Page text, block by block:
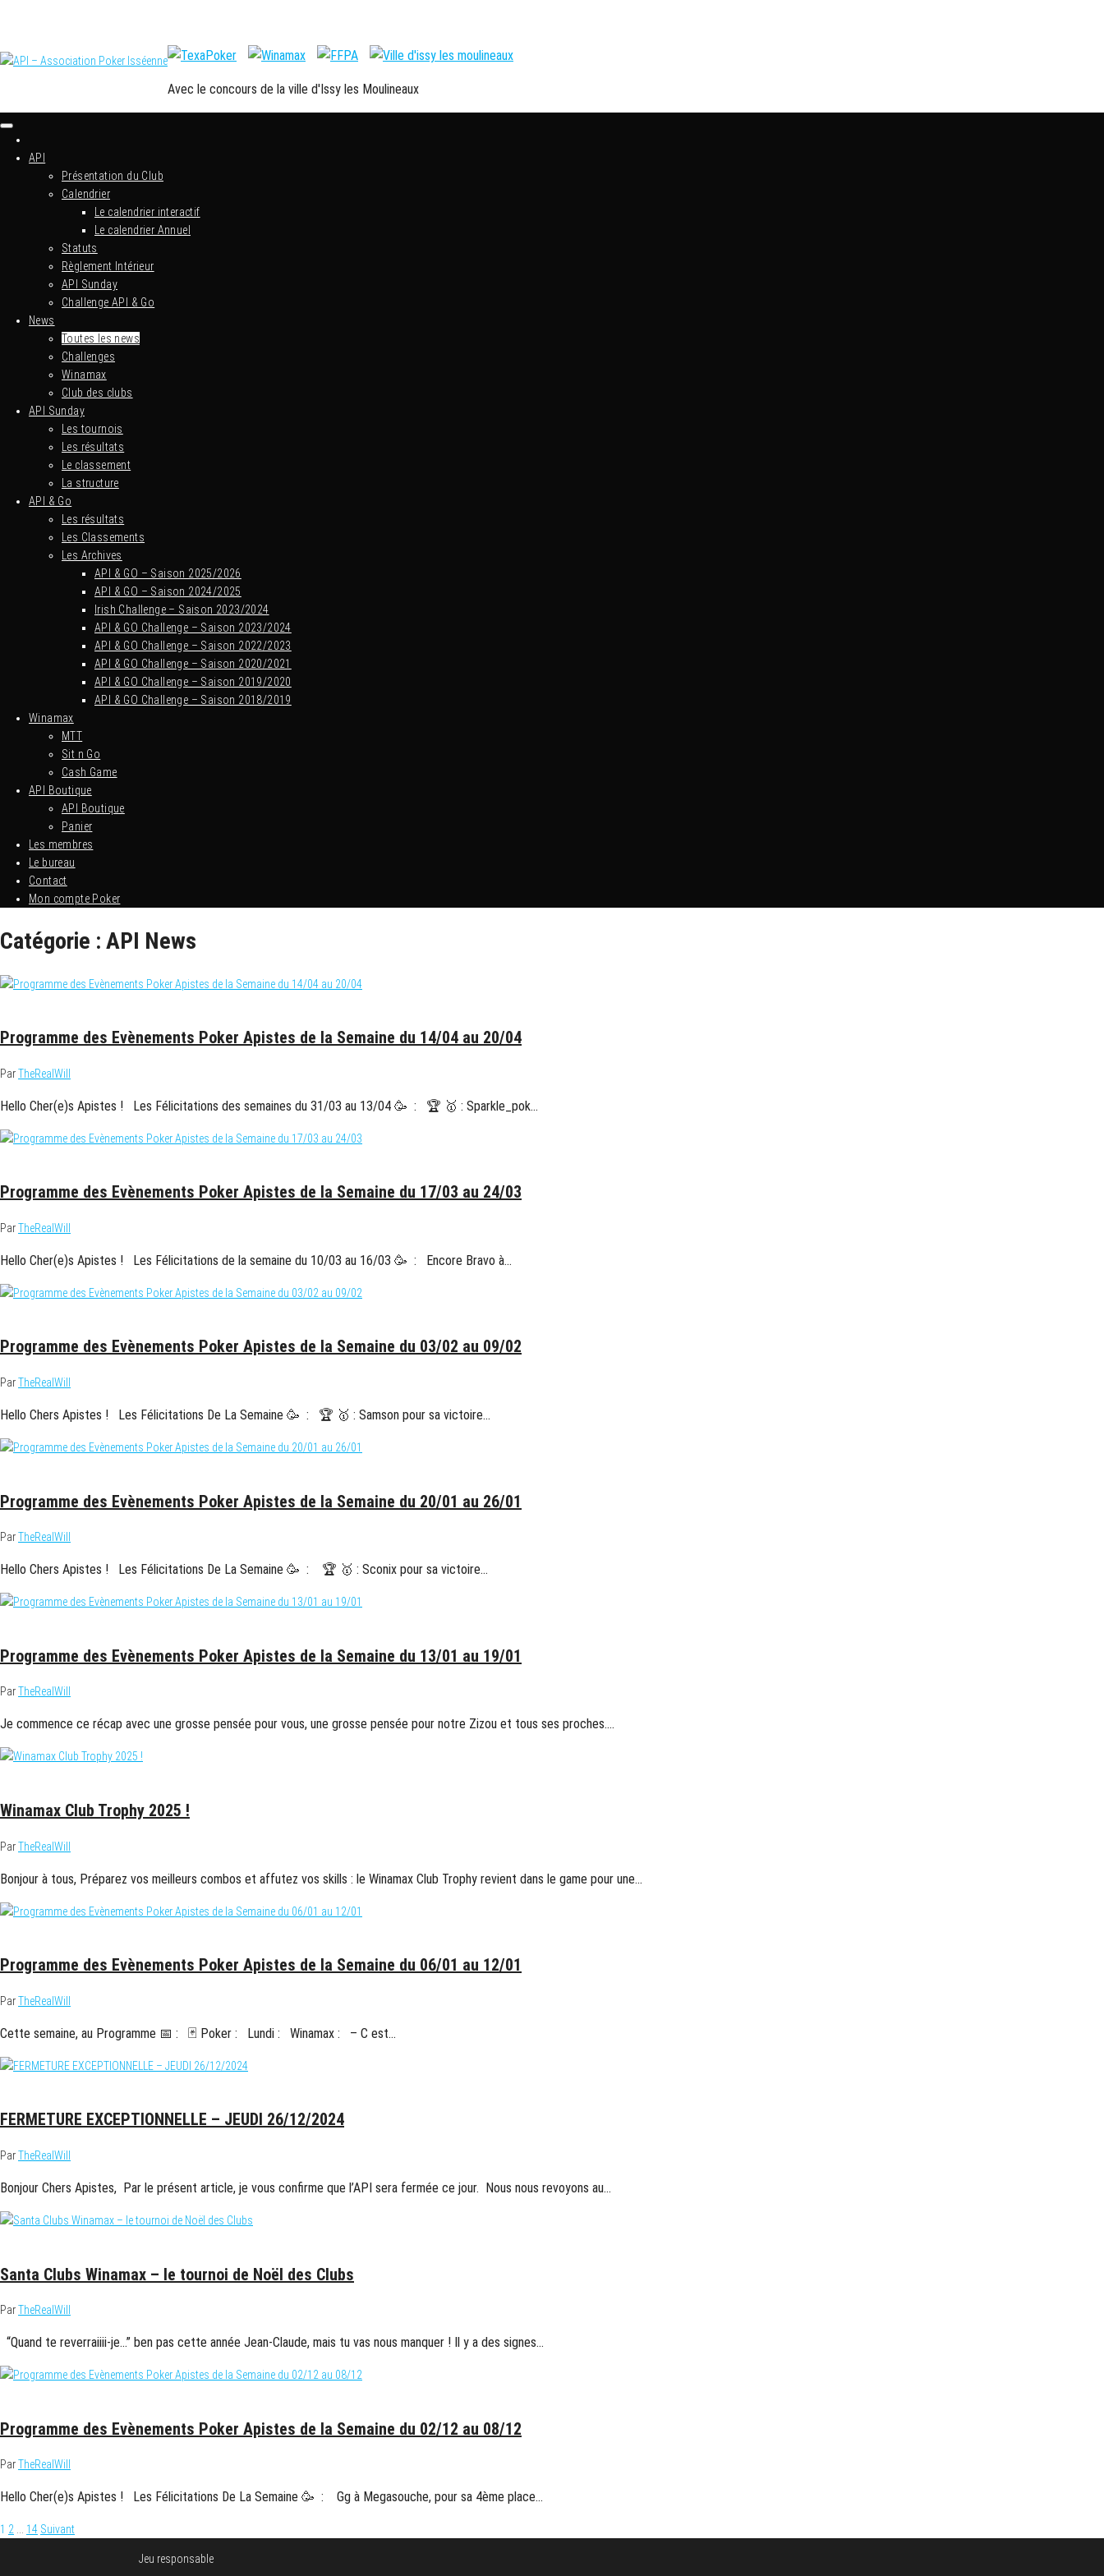
content
API – Association Poker IsséenneAvec le concours de la ville d'Issy les Moulineaux
API
Présentation du Club
Calendrier
Le calendrier interactif
Le calendrier Annuel
Statuts
Règlement Intérieur
API Sunday
Challenge API & Go
News
Toutes les news
Challenges
Winamax
Club des clubs
API Sunday
Les tournois
Les résultats
Le classement
La structure
API & Go
Les résultats
Les Classements
Les Archives
API & GO – Saison 2025/2026
API & GO – Saison 2024/2025
Irish Challenge – Saison 2023/2024
API & GO Challenge – Saison 2023/2024
API & GO Challenge – Saison 2022/2023
API & GO Challenge – Saison 2020/2021
API & GO Challenge – Saison 2019/2020
API & GO Challenge – Saison 2018/2019
Winamax
MTT
Sit n Go
Cash Game
API Boutique
API Boutique
Panier
Les membres
Le bureau
Contact
Mon compte Poker
Catégorie : API News
Programme des Evènements Poker Apistes de la Semaine du 14/04 au 20/04
ParTheRealWill
Hello Cher(e)s Apistes ! Les Félicitations des semaines du 31/03 au 13/04 🥳 : 🏆 🥇 : Sparkle_pok…
Programme des Evènements Poker Apistes de la Semaine du 17/03 au 24/03
ParTheRealWill
Hello Cher(e)s Apistes ! Les Félicitations de la semaine du 10/03 au 16/03 🥳 : Encore Bravo à…
Programme des Evènements Poker Apistes de la Semaine du 03/02 au 09/02
ParTheRealWill
Hello Chers Apistes ! Les Félicitations De La Semaine 🥳 : 🏆 🥇 : Samson pour sa victoire…
Programme des Evènements Poker Apistes de la Semaine du 20/01 au 26/01
ParTheRealWill
Hello Chers Apistes ! Les Félicitations De La Semaine 🥳 : 🏆 🥇 : Sconix pour sa victoire…
Programme des Evènements Poker Apistes de la Semaine du 13/01 au 19/01
ParTheRealWill
Je commence ce récap avec une grosse pensée pour vous, une grosse pensée pour notre Zizou et tous ses proches.…
Winamax Club Trophy 2025 !
ParTheRealWill
Bonjour à tous, Préparez vos meilleurs combos et affutez vos skills : le Winamax Club Trophy revient dans le game pour une…
Programme des Evènements Poker Apistes de la Semaine du 06/01 au 12/01
ParTheRealWill
Cette semaine, au Programme 📅 : 🃏 Poker : Lundi : Winamax : – C est…
FERMETURE EXCEPTIONNELLE – JEUDI 26/12/2024
ParTheRealWill
Bonjour Chers Apistes, Par le présent article, je vous confirme que l’API sera fermée ce jour. Nous nous revoyons au…
Santa Clubs Winamax – le tournoi de Noël des Clubs
ParTheRealWill
“Quand te reverraiiii-je…” ben pas cette année Jean-Claude, mais tu vas nous manquer ! Il y a des signes…
Programme des Evènements Poker Apistes de la Semaine du 02/12 au 08/12
ParTheRealWill
Hello Cher(e)s Apistes ! Les Félicitations De La Semaine 🥳 : Gg à Megasouche, pour sa 4ème place…
Pagination
1 2 … 14 Suivant
Jeu responsable